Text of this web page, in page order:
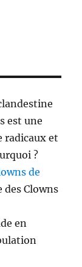
est une
radicaux et
?
de
des Clowns
en